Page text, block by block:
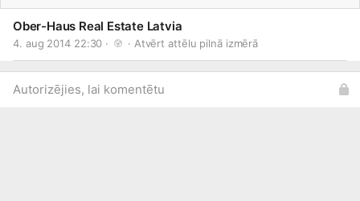
Ober-Haus Real Estate Latvia
4. aug 2014 22:30 · · Atvērt attēlu pilnā izmērā
Autorizējies, lai komentētu